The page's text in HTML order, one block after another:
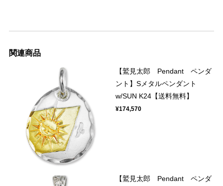
関連商品
【鷲見太郎 Pendant ペンダ
ント】Sメタルペンダント
w/SUN K24【送料無料】
¥174,570
【鷲見太郎 Pendant ペンダ